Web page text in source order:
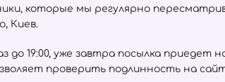
которые мы регулярно
Киев.
19:00, уже завтра посылка приедет
проверить подлинность на